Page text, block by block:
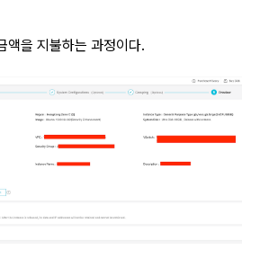
액을 지불하는 과정이다.